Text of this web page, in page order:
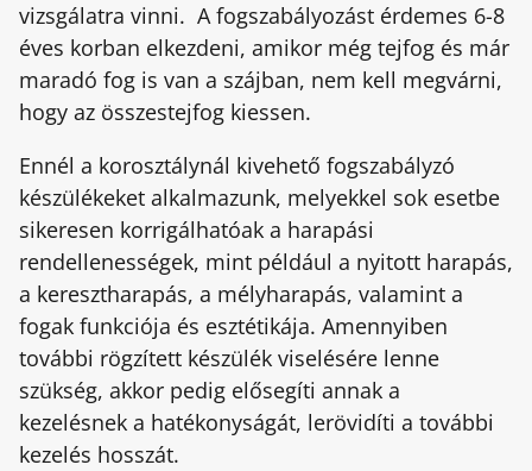
vizsgálatra vinni. A fogszabályozást érdemes 6-8
éves korban elkezdeni, amikor még tejfog és már
maradó fog is van a szájban, nem kell megvárni,
hogy az összestejfog kiessen.
Ennél a korosztálynál kivehető fogszabályzó
készülékeket alkalmazunk, melyekkel sok esetbe
sikeresen korrigálhatóak a harapási
rendellenességek, mint például a nyitott harapás,
a keresztharapás, a mélyharapás, valamint a
fogak funkciója és esztétikája. Amennyiben
további rögzített készülék viselésére lenne
szükség, akkor pedig elősegíti annak a
kezelésnek a hatékonyságát, lerövidíti a további
kezelés hosszát.